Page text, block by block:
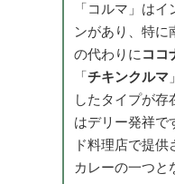
「コルマ」は
ンがあり、特に
の代わりに ココ
「チキンクルマ
したタイプが存
はデリー発祥で
ド料理店で提
カレーの一つと